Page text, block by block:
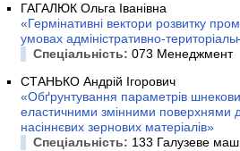
ГАГАЛЮК Ольга Іванівна
«Гермінативні вектори розвитку
умовах адміністративно-
Спеціальність: 073 Менеджмент
СТАНЬКО Андрій Ігорович
«Обґрунтування параметрів
еластичними змінними поверхнями
насіннєвих зернових матеріалів»
Спеціальність: 133 Галузеве